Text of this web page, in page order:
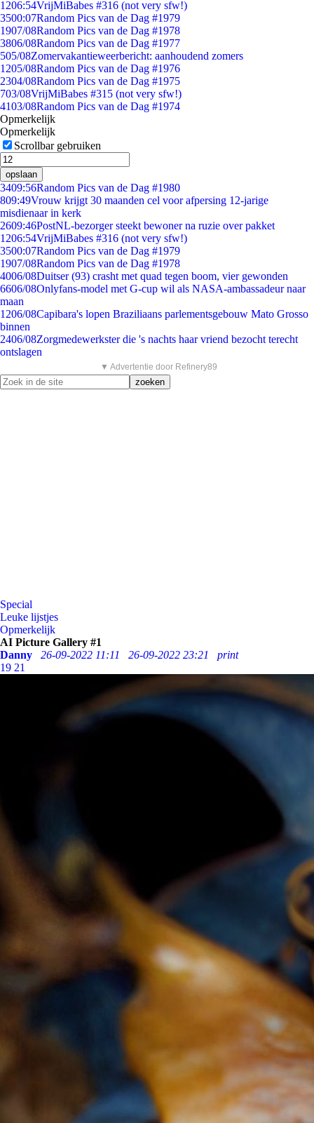
1206:54VrijMiBabes #316 (not very sfw!)
3500:07Random Pics van de Dag #1979
1907/08Random Pics van de Dag #1978
3806/08Random Pics van de Dag #1977
505/08Zomervakantieweerbericht: aanhoudend zomers
1205/08Random Pics van de Dag #1976
2304/08Random Pics van de Dag #1975
703/08VrijMiBabes #315 (not very sfw!)
4103/08Random Pics van de Dag #1974
Opmerkelijk
Opmerkelijk
Scrollbar gebruiken
opslaan
3409:56Random Pics van de Dag #1980
809:49Vrouw krijgt 30 maanden cel voor afpersing 12-jarige
misdienaar in kerk
2609:46PostNL-bezorger steekt bewoner na ruzie over pakket
1206:54VrijMiBabes #316 (not very sfw!)
3500:07Random Pics van de Dag #1979
1907/08Random Pics van de Dag #1978
4006/08Duitser (93) crasht met quad tegen boom, vier gewonden
6606/08Onlyfans-model met G-cup wil als NASA-ambassadeur naar
maan
1206/08Capibara's lopen Braziliaans parlementsgebouw Mato Grosso
binnen
2406/08Zorgmedewerkster die 's nachts haar vriend bezocht terecht
ontslagen
▼ Advertentie door Refinery89
Special
Leuke lijstjes
Opmerkelijk
AI Picture Gallery #1
Danny
26-09-2022 11:11 26-09-2022 23:21
print
19 21